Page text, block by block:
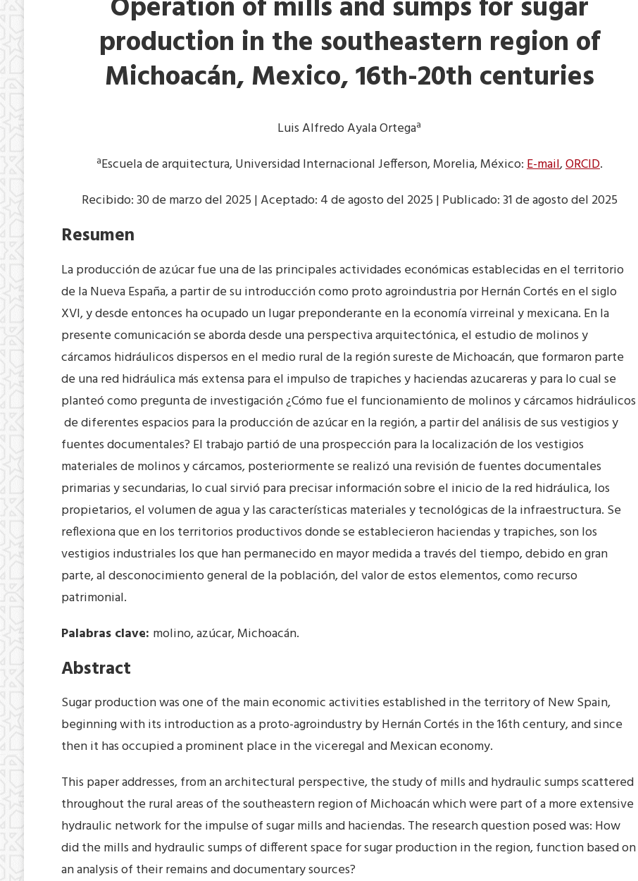
production in the southeastern region of
Michoacán, Mexico, 16th-20th centuries
Luis Alfredo Ayala Ortegaa
aEscuela de arquitectura, Universidad Internacional Jefferson, Morelia, México:E-mail,ORCID.
Recibido: 30 de marzo del 2025 | Aceptado: 4 de agosto del 2025 | Publicado: 31 de agosto del 2025
Resumen
La producción de azúcar fue una de las principales actividades económicas establecidas en el territorio
de la Nueva España, a partir de su introducción como proto agroindustria por Hernán Cortés en el siglo
XVI, y desde entonces ha ocupado un lugar preponderante en la economía virreinal y mexicana. En la
presente comunicación se aborda desde una perspectiva arquitectónica, el estudio de molinos y
cárcamos hidráulicos dispersos en el medio rural de la región sureste de Michoacán, que formaron parte
de una red hidráulica más extensa para el impulso de trapiches y haciendas azucareras y para lo cual se
planteó como pregunta de investigación ¿Cómo fue el funcionamiento de molinos y cárcamos hidráulicos
de diferentes espacios para la producción de azúcar en la región, a partir del análisis de sus vestigios y
fuentes documentales? El trabajo partió de una prospección para la localización de los vestigios
materiales de molinos y cárcamos, posteriormente se realizó una revisión de fuentes documentales
primarias y secundarias, lo cual sirvió para precisar información sobre el inicio de la red hidráulica, los
propietarios, el volumen de agua y las características materiales y tecnológicas de la infraestructura. Se
reflexiona que en los territorios productivos donde se establecieron haciendas y trapiches, son los
vestigios industriales los que han permanecido en mayor medida a través del tiempo, debido en gran
parte, al desconocimiento general de la población, del valor de estos elementos, como recurso
patrimonial.
Palabras clave: molino, azúcar, Michoacán.
Abstract
Sugar production was one of the main economic activities established in the territory of New Spain,
beginning with its introduction as a proto-agroindustry by Hernán Cortés in the 16th century, and since
then it has occupied a prominent place in the viceregal and Mexican economy.
This paper addresses, from an architectural perspective, the study of mills and hydraulic sumps scattered
throughout the rural areas of the southeastern region of Michoacán which were part of a more extensive
hydraulic network for the impulse of sugar mills and haciendas. The research question posed was: How
did the mills and hydraulic sumps of different space for sugar production in the region, function based on
an analysis of their remains and documentary sources?